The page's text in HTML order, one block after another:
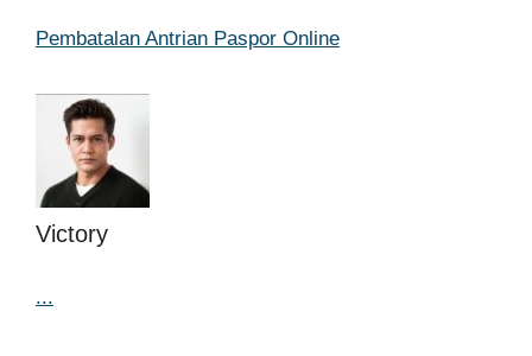
Pembatalan Antrian Paspor Online
Victory
...